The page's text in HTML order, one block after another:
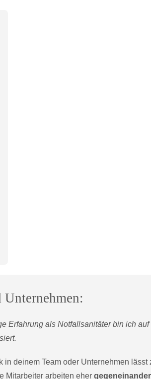
Unternehmen:
Erfahrung als Notfallsanitäter bin ich
in deinem Team oder Unternehmen lässt
Mitarbeiter arbeiten eher